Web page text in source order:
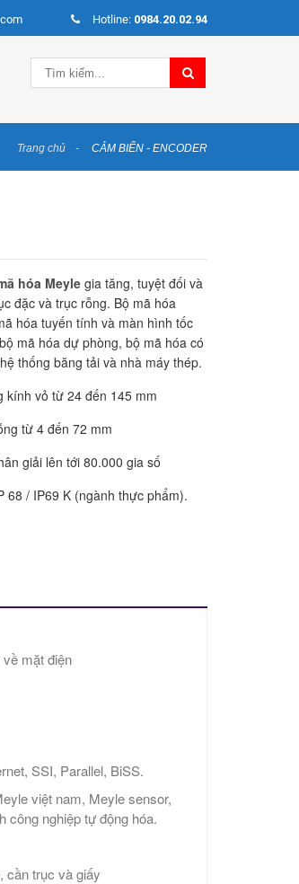
Hotline: 0984.20.02.94
Trang chủ CẢM BIẾN - ENCODER
hóa Meylegia tăng, tuyệt đối và
đặc và trục rỗng. Bộ mã hóa
hóa tuyến tính và màn hình tốc
mã hóa dự phòng, bộ mã hóa có
thống băng tải và nhà máy thép.
kính vỏ từ 24 đến 145 mm
từ 4 đến 72 mm
giải lên tới 80.000 gia số
68 / IP69 K (ngành thực phẩm).
mặt điện
SSI, Parallel, BiSS.
việt nam, Meyle sensor,
nghiệp tự động hóa.
cần trục và giấy